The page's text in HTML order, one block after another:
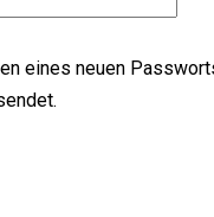
eines neuen